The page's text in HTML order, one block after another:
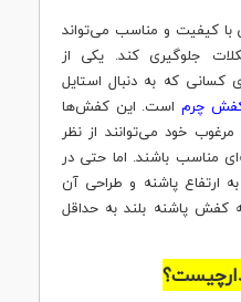
کیفیت و مناسب می‌تواند
جلوگیری کند. یکی از
که به دنبال استایل
چرم است. این کفش‌ها
خود می‌توانند از نظر
مناسب باشند. اما حتی در
ارتفاع پاشنه و طراحی آن
کفش پاشنه بلند به حداقل